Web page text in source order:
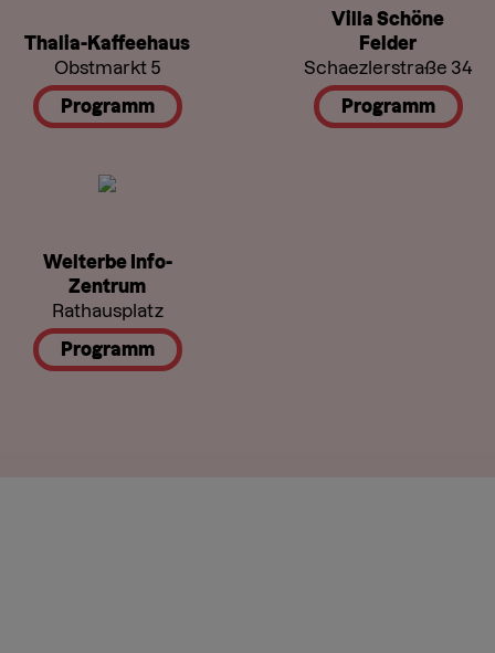
Thalia-Kaffeehaus
Obstmarkt 5
Programm
Villa Schöne
Felder
Schaezlerstraße 34
Programm
Welterbe Info-
Zentrum
Rathausplatz
Programm